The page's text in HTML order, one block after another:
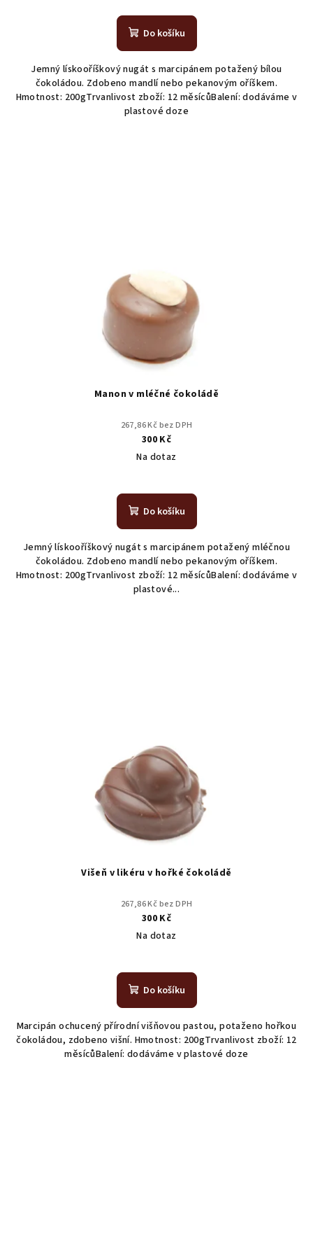
Do košíku
Jemný lískooříškový nugát s marcipánem potažený bílou
čokoládou. Zdobeno mandlí nebo pekanovým oříškem.
Hmotnost: 200gTrvanlivost zboží: 12 měsícůBalení: dodáváme v
plastové doze
Manon v mléčné čokoládě
267,86 Kč bez DPH
300 Kč
Na dotaz
Do košíku
Jemný lískooříškový nugát s marcipánem potažený mléčnou
čokoládou. Zdobeno mandlí nebo pekanovým oříškem.
Hmotnost: 200gTrvanlivost zboží: 12 měsícůBalení: dodáváme v
plastové...
Višeň v likéru v hořké čokoládě
267,86 Kč bez DPH
300 Kč
Na dotaz
Do košíku
Marcipán ochucený přírodní višňovou pastou, potaženo hořkou
čokoládou, zdobeno višní. Hmotnost: 200gTrvanlivost zboží: 12
měsícůBalení: dodáváme v plastové doze